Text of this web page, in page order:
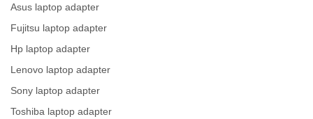
Asus laptop adapter
Fujitsu laptop adapter
Hp laptop adapter
Lenovo laptop adapter
Sony laptop adapter
Toshiba laptop adapter